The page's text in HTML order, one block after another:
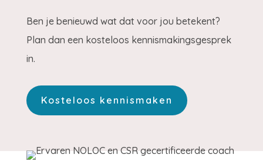
Ben je benieuwd wat dat voor jou betekent?
Plan dan een kosteloos kennismakingsgesprek
in.
Kosteloos kennismaken